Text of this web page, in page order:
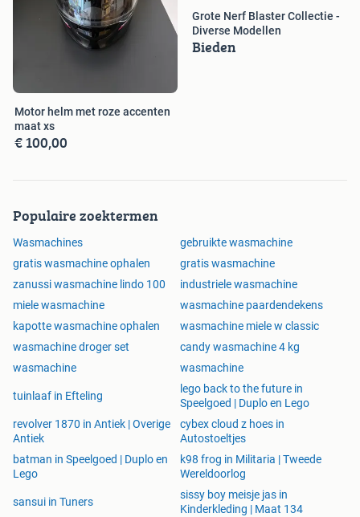
Motor helm met roze accenten
maat xs
€ 100,00
Grote Nerf Blaster Collectie -
Diverse Modellen
Bieden
Populaire zoektermen
Wasmachines
gebruikte wasmachine
gratis wasmachine ophalen
gratis wasmachine
zanussi wasmachine lindo 100
industriele wasmachine
miele wasmachine
wasmachine paardendekens
kapotte wasmachine ophalen
wasmachine miele w classic
wasmachine droger set
candy wasmachine 4 kg
wasmachine
wasmachine
tuinlaaf in Efteling
lego back to the future in
Speelgoed | Duplo en Lego
revolver 1870 in Antiek | Overige
Antiek
cybex cloud z hoes in
Autostoeltjes
batman in Speelgoed | Duplo en
Lego
k98 frog in Militaria | Tweede
Wereldoorlog
sansui in Tuners
sissy boy meisje jas in
Kinderkleding | Maat 134